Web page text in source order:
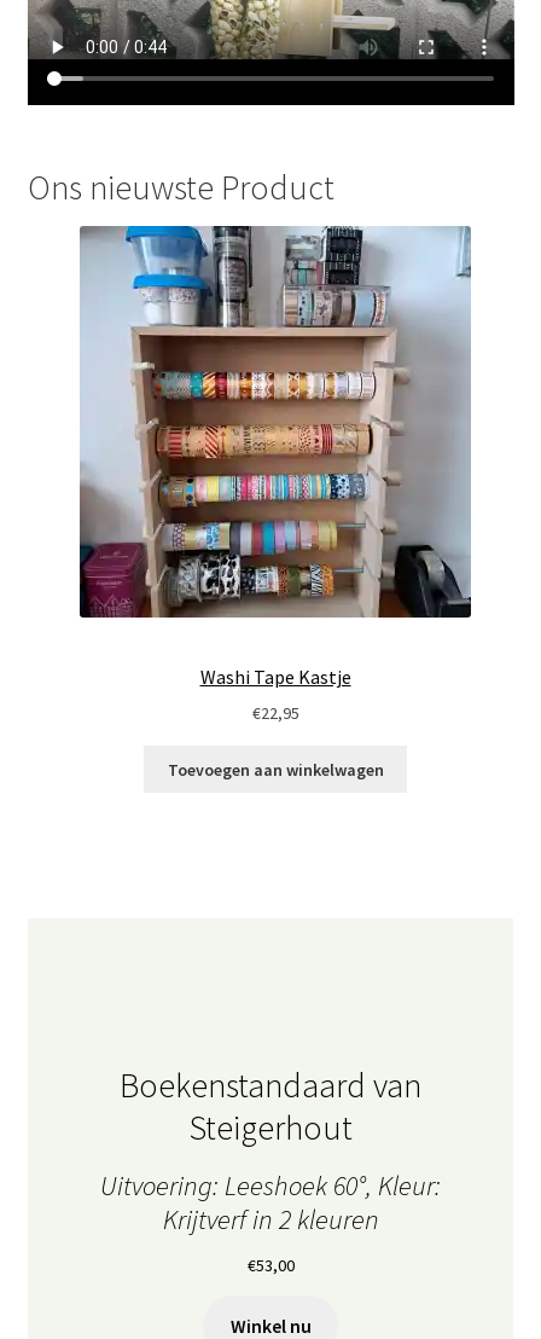
Ons nieuwste Product
Washi Tape Kastje
€22,95
Toevoegen aan winkelwagen
Boekenstandaard van
Steigerhout
Uitvoering: Leeshoek 60°, Kleur:
Krijtverf in 2 kleuren
€53,00
Winkel nu